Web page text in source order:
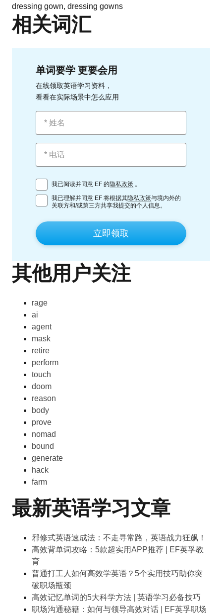
dressing gown, dressing gowns
相关词汇
单词要学 更要会用
在线领取英语学习资料，
看看在实际场景中怎么应用
我已阅读并同意 EF 的隐私政策 。
我已理解并同意 EF 将根据其隐私政策与境内外的
关联方和/或第三方共享我提交的个人信息。
立即领取
其他用户关注
rage
ai
agent
mask
retire
perform
touch
doom
reason
body
prove
nomad
bound
generate
hack
farm
最新英语学习文章
邪修式英语速成法：不走寻常路，英语战力狂飙！
高效背单词攻略：5款超实用APP推荐 | EF英孚教
育
普通打工人如何高效学英语？5个实用技巧助你突
破职场瓶颈
高效记忆单词的5大科学方法 | 英语学习必备技巧
职场沟通秘籍：如何与领导高效对话 | EF英孚职场